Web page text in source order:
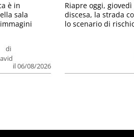
di
il 06/08/2026
è in
sala
Riapre oggi,
discesa, la strada
lo scenario di